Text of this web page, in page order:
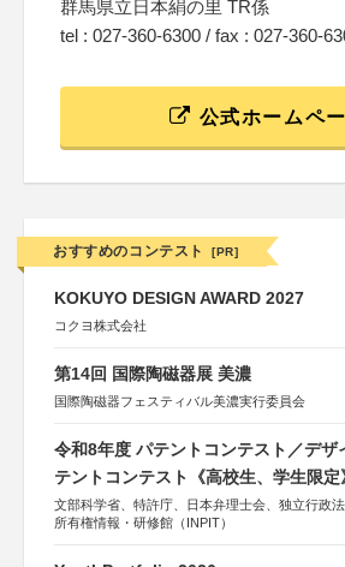
群馬県立日本絹の里 TR係
tel : 027-360-6300 / fax : 027-360-
公式ホームペ
おすすめのコンテスト [PR]
KOKUYO DESIGN AWARD 2027
コクヨ株式会社
第14回 国際陶磁器展 美濃
国際陶磁器フェスティバル美濃実行委員会
令和8年度 パテントコンテスト／デザ
テントコンテスト《高校生、学生限定
文部科学省、特許庁、日本弁理士会、独立行政
所有権情報・研修館（INPIT）